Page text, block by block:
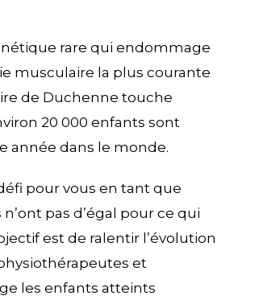
rare qui endommage
musculaire la plus courante
de Duchenne touche
20 000 enfants sont
année dans le monde.
pour vous en tant que
pas d’égal pour ce qui
est de ralentir l’évolution
et
les enfants atteints